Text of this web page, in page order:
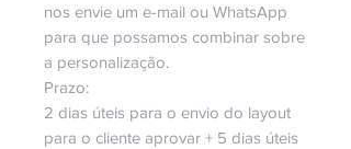
nos envie um e-mail ou WhatsApp
para que possamos combinar sobre
a personalização.
Prazo:
2 dias úteis para o envio do layout
para o cliente aprovar + 5 dias úteis